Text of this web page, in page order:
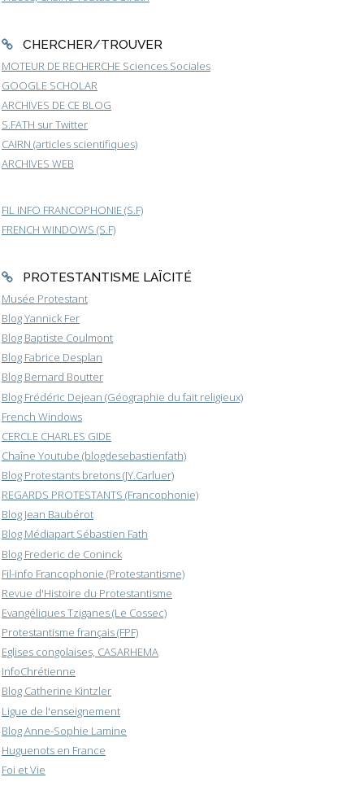
CHERCHER/TROUVER
MOTEUR DE RECHERCHE Sciences Sociales
GOOGLE SCHOLAR
ARCHIVES DE CE BLOG
S.FATH sur Twitter
CAIRN (articles scientifiques)
ARCHIVES WEB
FIL INFO FRANCOPHONIE (S.F)
FRENCH WINDOWS (S.F)
PROTESTANTISME LAÏCITÉ
Musée Protestant
Blog Yannick Fer
Blog Baptiste Coulmont
Blog Fabrice Desplan
Blog Bernard Boutter
Blog Frédéric Dejean (Géographie du fait religieux)
French Windows
CERCLE CHARLES GIDE
Chaîne Youtube (blogdesebastienfath)
Blog Protestants bretons (JY.Carluer)
REGARDS PROTESTANTS (Francophonie)
Blog Jean Baubérot
Blog Médiapart Sébastien Fath
Blog Frederic de Coninck
Fil-info Francophonie (Protestantisme)
Revue d'Histoire du Protestantisme
Evangéliques Tziganes (Le Cossec)
Protestantisme français (FPF)
Eglises congolaises, CASARHEMA
InfoChrétienne
Blog Catherine Kintzler
Ligue de l'enseignement
Blog Anne-Sophie Lamine
Huguenots en France
Foi et Vie